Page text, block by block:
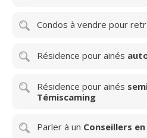
Condos à vendre pour
Résidence pour ainés
Résidence pour ainés
Témiscaming
Parler à un Conseillers